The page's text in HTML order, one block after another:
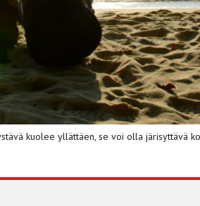
kuolee yllättäen, se voi olla järisyttävä